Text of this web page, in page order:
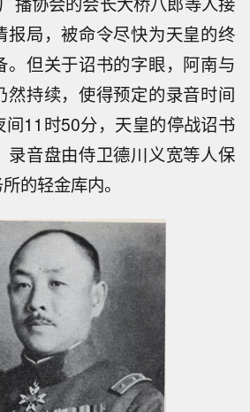
报局，被命令尽快为天皇的终
。但关于诏书的字眼，阿南与
然持续，使得预定的录音时间
间11时50分，天皇的停战诏书
录音盘由侍卫德川义宽等人保
的轻金库内。